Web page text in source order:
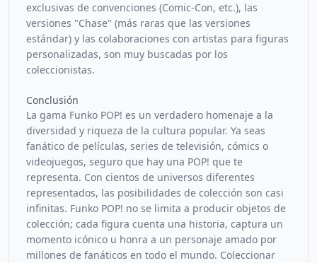
exclusivas de convenciones (Comic-Con, etc.), las
versiones "Chase" (más raras que las versiones
estándar) y las colaboraciones con artistas para figuras
personalizadas, son muy buscadas por los
coleccionistas.
Conclusión
La gama Funko POP! es un verdadero homenaje a la
diversidad y riqueza de la cultura popular. Ya seas
fanático de películas, series de televisión, cómics o
videojuegos, seguro que hay una POP! que te
representa. Con cientos de universos diferentes
representados, las posibilidades de colección son casi
infinitas. Funko POP! no se limita a producir objetos de
colección; cada figura cuenta una historia, captura un
momento icónico u honra a un personaje amado por
millones de fanáticos en todo el mundo. Coleccionar